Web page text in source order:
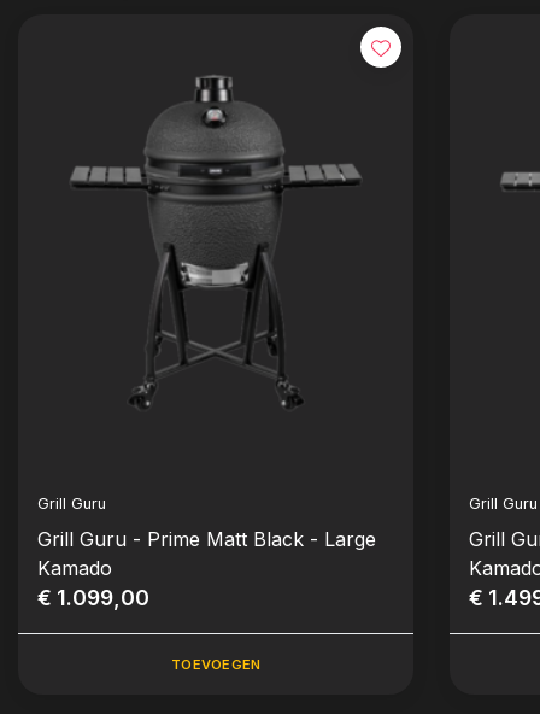
Grill Guru
Grill Guru - Prime Matt Black - Large
Kamado
€ 1.099,00
TOEVOEGEN
Grill Guru
Grill
€